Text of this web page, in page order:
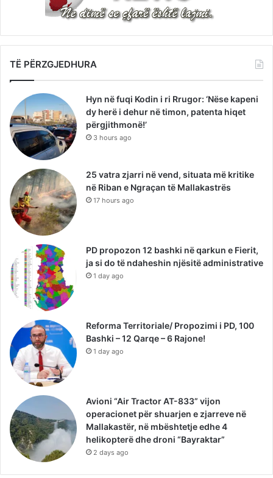
TË PËRZGJEDHURA
Hyn në fuqi Kodin i ri Rrugor: ‘Nëse kapeni
dy herë i dehur në timon, patenta hiqet
përgjithmonë!’
3 hours ago
25 vatra zjarri në vend, situata më kritike
në Riban e Ngraçan të Mallakastrës
17 hours ago
PD propozon 12 bashki në qarkun e Fierit,
ja si do të ndaheshin njësitë administrative
1 day ago
Reforma Territoriale/ Propozimi i PD, 100
Bashki – 12 Qarqe – 6 Rajone!
1 day ago
Avioni “Air Tractor AT-833” vijon
operacionet për shuarjen e zjarreve në
Mallakastër, në mbështetje edhe 4
helikopterë dhe droni “Bayraktar”
2 days ago